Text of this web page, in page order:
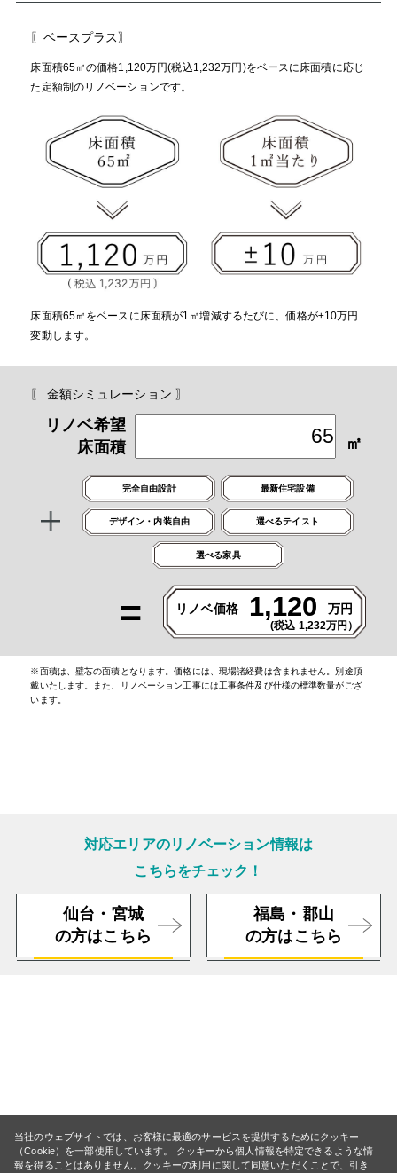
当社のウェブサイトでは、お客様に最適のサービスを提供するためにクッキー
（Cookie）を一部使用しています。 クッキーから個人情報を特定できるような情
報を得ることはありません。クッキーの利用に関して同意いただくことで、引き
〖ベースプラス〗
床面積65㎡の価格1,120万円(税込1,232万円)をベースに床面積に応じ
た定額制のリノベーションです。
床面積65㎡をベースに床面積が1㎡増減するたびに、価格が±10万円
変動します。
〖 金額シミュレーション 〗
リノベ希望
床面積
㎡
完全自由設計 最新住宅設備
デザイン・内装自由 選べるテイスト
選べる家具
リノベ価格 1,120 万円
(税込 1,232万円）
※面積は、壁芯の面積となります。価格には、現場諸経費は含まれません。別途頂
戴いたします。また、リノベーション工事には工事条件及び仕様の標準数量がござ
います。
対応エリアのリノベーション情報は
こちらをチェック！
仙台・宮城
の方はこちら
福島・郡山
の方はこちら